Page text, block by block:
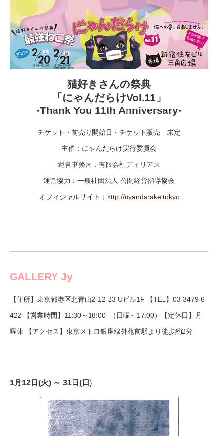
猫好きさんの祭典
「にゃんだらけVol.11」
-Thank You 11th Anniversary-
チケット・前売り開始日・チケット販売 未定
主催：にゃんだらけ実行委員会
運営事務局：有限会社ディリアス
運営協力：一般社団法人 公開経営指導協会
オフィシャルサイト； http://nyandarake.tokyo
GALLERY Jy
【住所】東京都港区北青山2-12-23 Uビル1F 【TEL】03-3479-6
422 【営業時間】11:30～18:00 （日曜～17:00）【定休日】月
曜休 【アクセス】東京メトロ銀座線外苑前駅より徒歩約2分
1月12日(火) ～ 31日(日)